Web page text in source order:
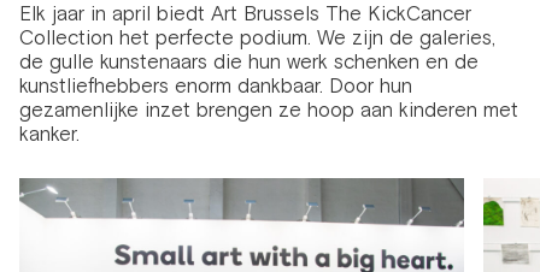
Elk jaar in april biedt Art Brussels The KickCancer
Collection het perfecte podium. We zijn de galeries,
de gulle kunstenaars die hun werk schenken en de
kunstliefhebbers enorm dankbaar. Door hun
gezamenlijke inzet brengen ze hoop aan kinderen met
kanker.